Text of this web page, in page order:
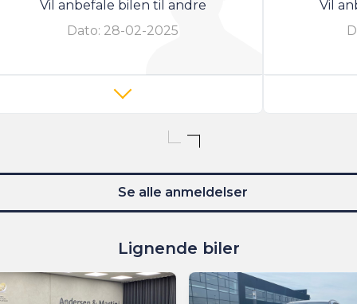
Vil anbefale bilen til andre
Dato: 28-02-2025
Vil
Se alle anmeldelser
Lignende biler